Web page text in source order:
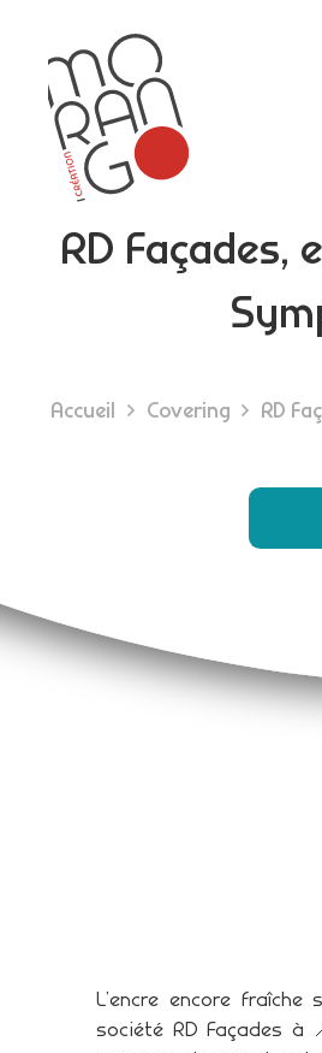
RD
Accueil Covering RD
L’encre encore
société RD Façades à